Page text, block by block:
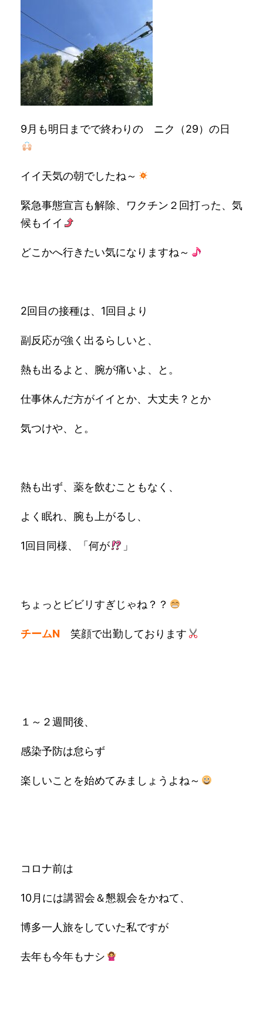
9月も明日までで終わりの ニク（29）の日
イイ天気の朝でしたね～
緊急事態宣言も解除、ワクチン２回打った、気
候もイイ
どこかへ行きたい気になりますね～
2回目の接種は、1回目より
副反応が強く出るらしいと、
熱も出るよと、腕が痛いよ、と。
仕事休んだ方がイイとか、大丈夫？とか
気つけや、と。
熱も出ず、薬を飲むこともなく、
よく眠れ、腕も上がるし、
1回目同様、「何が 」
ちょっとビビリすぎじゃね？？
チームN 笑顔で出勤しております
１～２週間後、
感染予防は怠らず
楽しいことを始めてみましょうよね～
コロナ前は
10月には講習会＆懇親会をかねて、
博多一人旅をしていた私ですが
去年も今年もナシ